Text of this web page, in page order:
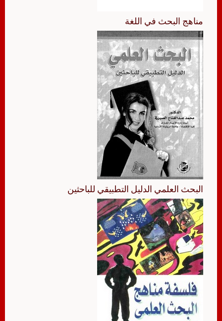
مناهج البحث في اللغة
البحث العلمي الدليل التطبيقي للباحثين